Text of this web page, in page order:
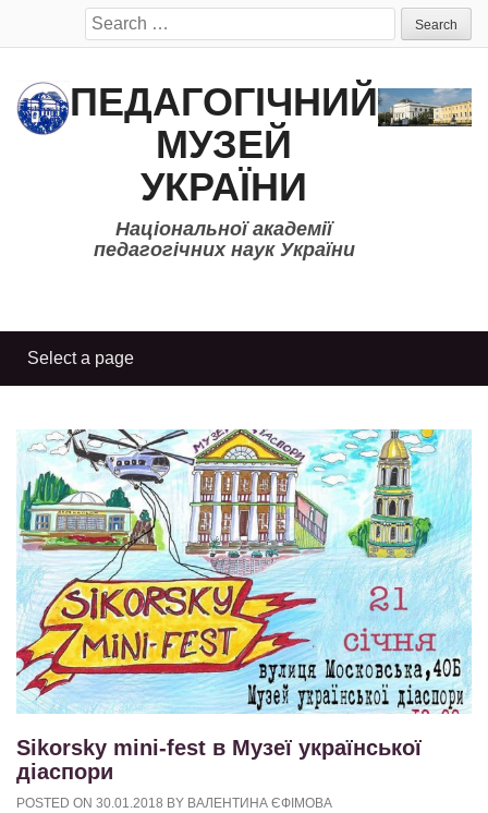
Search
for:
ПЕДАГОГІЧНИЙ
МУЗЕЙ
УКРАЇНИ
Національної академії
педагогічних наук України
Sikorsky mini-fest в Музеї української
діаспори
POSTED ON 30.01.2018 BY ВАЛЕНТИНА ЄФІМОВА